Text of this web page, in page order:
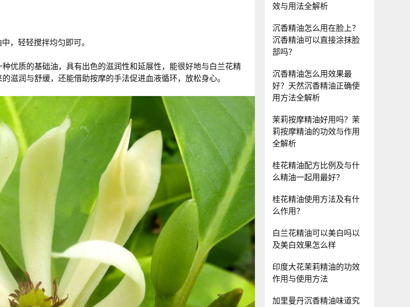
，轻轻搅拌均匀即可。
优质的基础油，具有出色的滋润性和延展性，能很好地与白兰花精
滋润与舒缓，还能借助按摩的手法促进血液循环，放松身心。
效与用法全解析
沉香精油怎么用在脸上？
沉香精油可以直接涂抹脸
部吗？
沉香精油怎么用效果最
好？天然沉香精油正确使
用方法全解析
茉莉按摩精油好用吗？茉
莉按摩精油的功效与作用
全解析
桂花精油配方比例及与什
么精油一起用最好？
桂花精油使用方法及有什
么作用？
白兰花精油可以美白吗以
及美白效果怎么样
印度大花茉莉精油的功效
作用与使用方法
加里曼丹沉香精油味道究